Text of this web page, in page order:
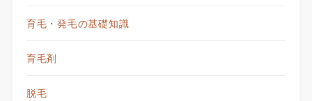
育毛・発毛の基礎知識
育毛剤
脱毛